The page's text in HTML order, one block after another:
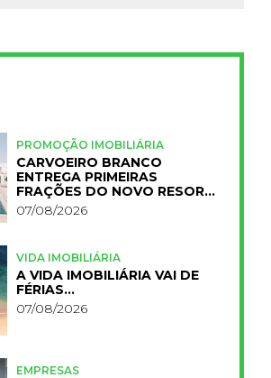
PROMOÇÃO IMOBILIÁRIA
CARVOEIRO BRANCO
ENTREGA PRIMEIRAS
FRAÇÕES DO NOVO RESORT
PRIMELIFE
07/08/2026
VIDA IMOBILIÁRIA
A VIDA IMOBILIÁRIA VAI DE
FÉRIAS…
07/08/2026
EMPRESAS